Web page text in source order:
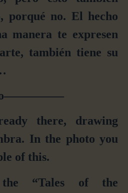
porqué no. El hecho
manera te expresen
también tiene su
there, drawing
In the photo you
of this.
“Tales of the